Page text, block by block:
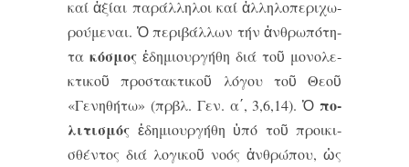
καί ἀ­ξί­αι πα­ράλ­λη­λοι καί ἀλ­λη­λο­πε­ρι­χω­
ρού­με­ναι. Ὁ πε­ρι­βάλ­λων τήν ἀν­θρω­πό­τη­
τα κό­σμος ἐ­δη­μι­ουρ­γή­θη δι­ά τοῦ μο­νο­λε­
κτι­κοῦ προ­στα­κτι­κοῦ λό­γου τοῦ Θε­οῦ
«Γε­νη­θή­τω» (πρβλ. Γεν. α΄, 3,6,14). Ὁ πο­
λι­τι­σμός ἐ­δη­μι­ουρ­γή­θη ὑ­πό τοῦ προι­κι­
σθέν­τος δι­ά λο­γι­κοῦ νο­ός ἀν­θρώ­που, ὡς